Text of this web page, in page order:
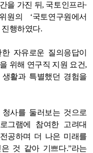
을 가진 뒤, 국토인프라·
원의 ‘국토연구원에서
행하였다.
자유로운 질의응답이
위해 연구직 지원 요건,
활과 특별했던 경험을
사를 둘러보는 것으로
그램에 참여한 고려대
공하며 더 나은 미래를
것 같아 기쁘다.”라는